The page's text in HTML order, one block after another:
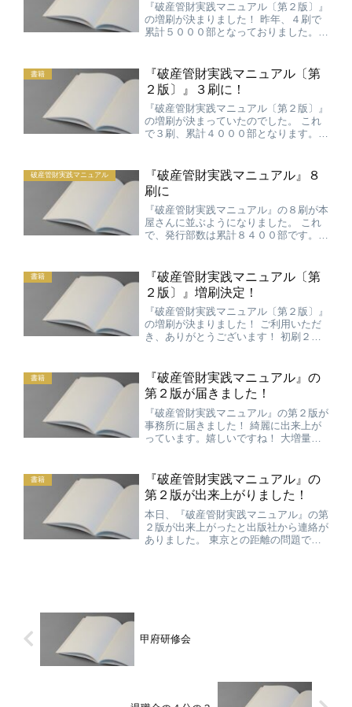
『破産管財実践マニュアル〔第２版〕』
の増刷が決まりました！ 昨年、４刷で
累計５０００部となっておりました。
りがとうございます！ 引き続き、ご活
用いただけますよう、お願...
書籍
『破産管財実践マニュアル〔第
２版〕』３刷に！
『破産管財実践マニュアル〔第２版〕』
の増刷が決まっていたのでした。 これ
で３刷、累計４０００部となります。
破産管財実践マニュアル
『破産管財実践マニュアル』８
刷に
『破産管財実践マニュアル』の８刷が本
屋さんに並ぶようになりました。 これ
で、発行部数は累計８４００部です。こ
院の会議室で最後の確認作業をして責了
となったことを思い出しま...
書籍
『破産管財実践マニュアル〔第
２版〕』増刷決定！
『破産管財実践マニュアル〔第２版〕』
の増刷が決まりました！ ご利用いただ
き、ありがとうございます！ 初刷２０
量しておりますので、初版をお持ちの方
は、是非この第２版をご入...
書籍
『破産管財実践マニュアル』の
第２版が届きました！
『破産管財実践マニュアル』の第２版が
事務所に届きました！ 綺麗に出来上が
っています。嬉しいですね！ 大増量の
いう感じがします。 マニュアル部分が
１００頁増、Ｑ&Ａも１０...
書籍
『破産管財実践マニュアル』の
第２版が出来上がりました！
本日、『破産管財実践マニュアル』の第
２版が出来上がったと出版社から連絡が
ありました。 東京との距離の問題で、
甲府研修会